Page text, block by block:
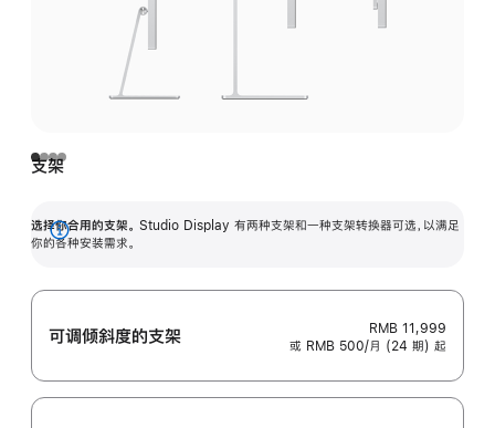
支架
选择你合用的支架。 Studio Display 有两种支架和一种支架转换器可选，以满足
你的各种安装需求。
展
可调倾斜度的支架
RMB 11,999
或 RMB 500/月 (24 期) 起